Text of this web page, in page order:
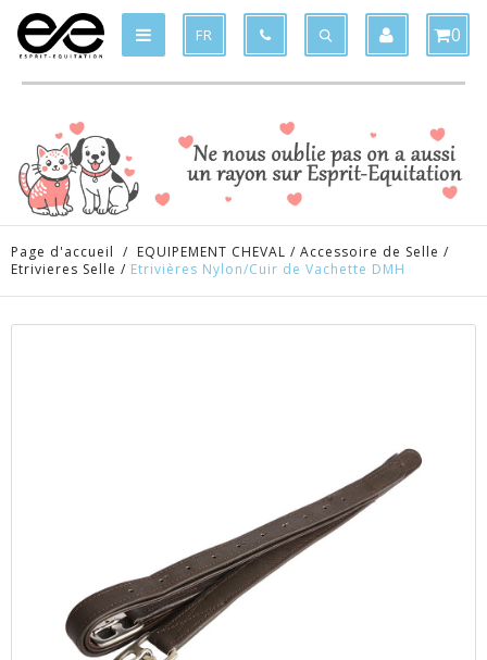
FR 0
Page d'accueil / EQUIPEMENT CHEVAL / Accessoire de Selle /
Etrivieres Selle / Etrivières Nylon/Cuir de Vachette DMH
Produit ajouté au panier x
Produit supprimé du panier x